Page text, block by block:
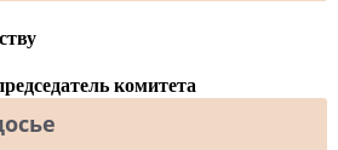
комитета